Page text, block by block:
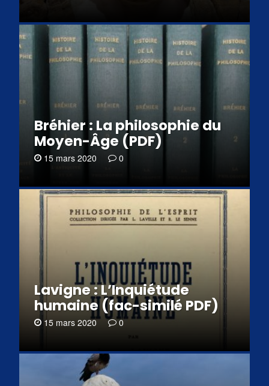
Bréhier : La philosophie du
Moyen-Âge (PDF)
15 mars 2020 0
Lavigne : L’Inquiétude
humaine (fac-similé PDF)
15 mars 2020 0